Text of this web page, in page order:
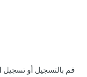
قم بالتسجيل أو تسجيل